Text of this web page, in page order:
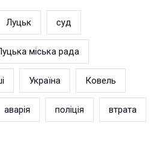
Луцьк суд
міська рада
Україна Ковель
аварія поліція втрата